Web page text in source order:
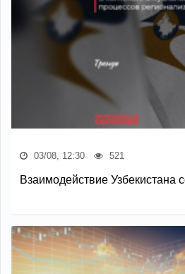
03/08, 12:30 521
Взаимодействие